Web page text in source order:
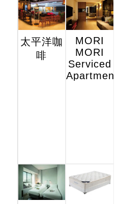
太平洋咖
啡
MORI
MORI
Serviced
Apartments